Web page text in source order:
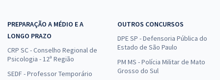
PREPARAÇÃO A MÉDIO E A
LONGO PRAZO
CRP SC - Conselho Regional de
Psicologia - 12ª Região
SEDF - Professor Temporário
OUTROS CONCURSOS
DPE SP - Defensoria Pública do
Estado de São Paulo
PM MS - Polícia Militar de Mato
Grosso do Sul